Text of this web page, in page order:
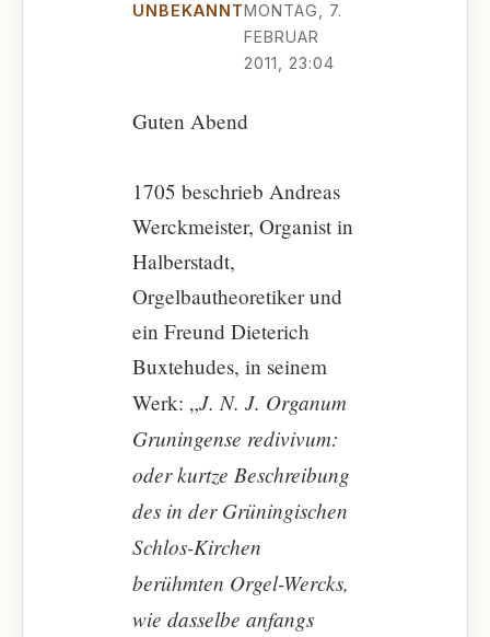
UNBEKANNTMONTAG, 7.
FEBRUAR
2011, 23:04
Guten Abend
1705 beschrieb Andreas
Werckmeister, Organist in
Halberstadt,
Orgelbautheoretiker und
ein Freund Dieterich
Buxtehudes, in seinem
Werk: „J. N. J. Organum
Gruningense redivivum:
oder kurtze Beschreibung
des in der Grüningischen
Schlos-Kirchen
berühmten Orgel-Wercks,
wie dasselbe anfangs